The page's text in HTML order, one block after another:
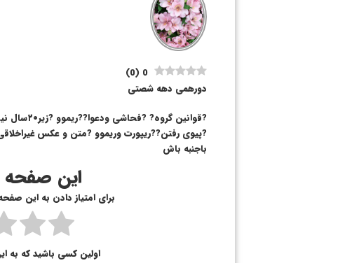
0
(
0
)
دورهمی دهه شصتی
?قوانین
?پیوی رفتن??ریپورت وریموو ?متن و عکس
باجنبه باش
این صفحه
برای امتیاز دادن به این
اولین کسی باشید که به